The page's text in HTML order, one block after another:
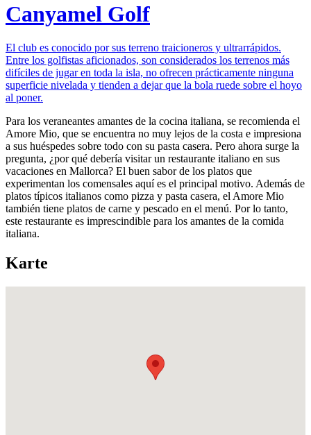
Canyamel Golf
El club es conocido por sus terreno traicioneros y ultrarrápidos.
Entre los golfistas aficionados, son considerados los terrenos más
difíciles de jugar en toda la isla, no ofrecen prácticamente ninguna
superficie nivelada y tienden a dejar que la bola ruede sobre el hoyo
al poner.
Para los veraneantes amantes de la cocina italiana, se recomienda el
Amore Mio, que se encuentra no muy lejos de la costa e impresiona
a sus huéspedes sobre todo con su pasta casera. Pero ahora surge la
pregunta, ¿por qué debería visitar un restaurante italiano en sus
vacaciones en Mallorca? El buen sabor de los platos que
experimentan los comensales aquí es el principal motivo. Además de
platos típicos italianos como pizza y pasta casera, el Amore Mio
también tiene platos de carne y pescado en el menú. Por lo tanto,
este restaurante es imprescindible para los amantes de la comida
italiana.
Karte